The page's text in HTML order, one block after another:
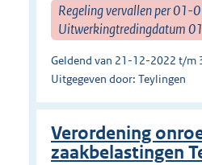
Regeling vervallen per
Uitwerkingtredingdatum
Geldend van 21-12-2022 t/m
Uitgegeven door: Teylingen
Verordening
zaakbelastingen